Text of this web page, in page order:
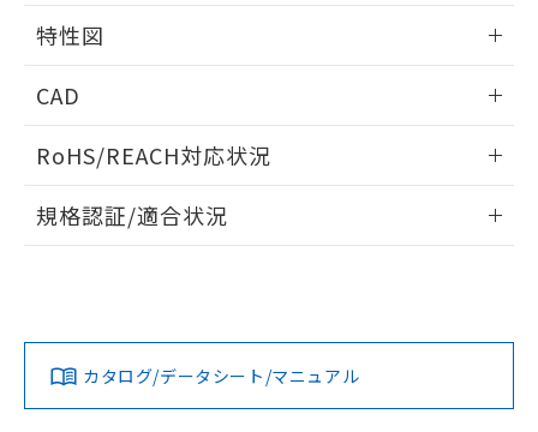
タイムチャート
相互干渉
A: 300mm以上、B: 200mm以上
周囲金属の影響
特性図
検出物体の大きさと材質による影響
CAD
ドすることができます。
ログイン/会員登録
ダウンロードデータをご利用いただく前に、以下を必ずお読
みください。
ソフトウェアの使用条件
RoHS/REACH対応状況
EU RoHS 注意事項・凡例
対応済み
規格認証/適合状況
LR型式承認
DNV型式承認
BV型式承認
KR型式
カタログ/データシート/マニュアル
欄に対応日を記載しておりました。
既に当社にて対応品への在庫切替を完了
していることから、特段のことがない限
す。